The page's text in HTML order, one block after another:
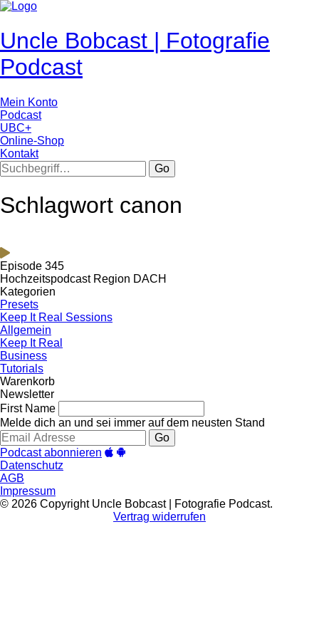
Uncle Bobcast | Fotografie
Podcast
Mein Konto
Podcast
UBC+
Online-Shop
Kontakt
Go
Schlagwort canon
Episode 345
Hochzeitspodcast Region DACH
Kategorien
Presets
Keep It Real Sessions
Allgemein
Keep It Real
Business
Tutorials
Warenkorb
Newsletter
First Name
Melde dich an und sei immer auf dem neusten Stand
Go
Podcast abonnieren
Datenschutz
AGB
Impressum
© 2026 Copyright Uncle Bobcast | Fotografie Podcast.
Vertrag widerrufen